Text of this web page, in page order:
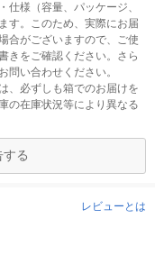
仕様（容量、パッケージ、
す。このため、実際にお届
合がございますので、ご使
きをご確認ください。さら
問い合わせください。
、必ずしも箱でのお届けを
の在庫状況等により異なる
る
レビューとは